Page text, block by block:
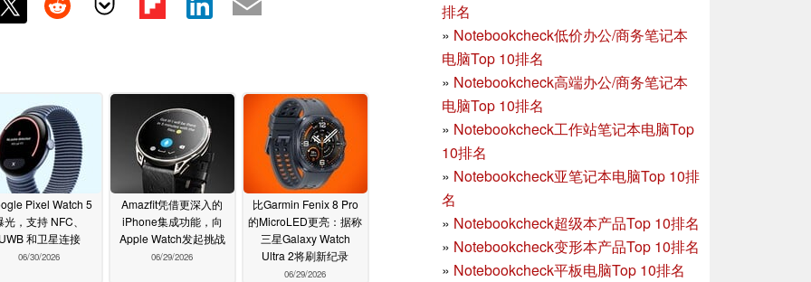
排名
» Notebookcheck低价办公/商务笔记本
电脑Top 10排名
» Notebookcheck高端办公/商务笔记本
电脑Top 10排名
» Notebookcheck工作站笔记本电脑Top
10排名
» Notebookcheck亚笔记本电脑Top 10排
名
» Notebookcheck超级本产品Top 10排名
» Notebookcheck变形本产品Top 10排名
» Notebookcheck平板电脑Top 10排名
Pixel Watch 5
光，支持 NFC、
和卫星连接
06/30/2026
Amazfit凭借更深入的
iPhone集成功能，向
Apple Watch发起挑战
06/29/2026
比Garmin Fenix 8 Pro
的MicroLED更亮：据称
三星Galaxy Watch
Ultra 2将刷新纪录
06/29/2026